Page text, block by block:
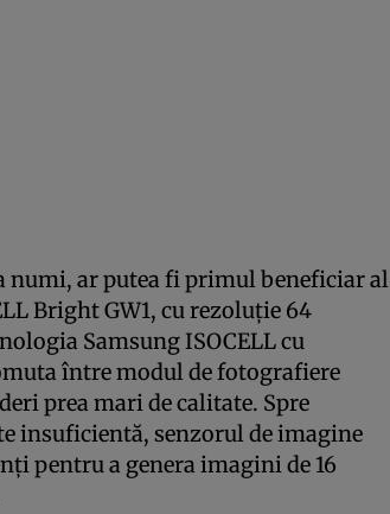
numi, ar putea fi primul beneficiar al
Bright GW1, cu rezoluţie 64
Samsung ISOCELL cu
între modul de fotografiere
prea mari de calitate. Spre
insuficientă, senzorul de imagine
pentru a genera imagini de 16